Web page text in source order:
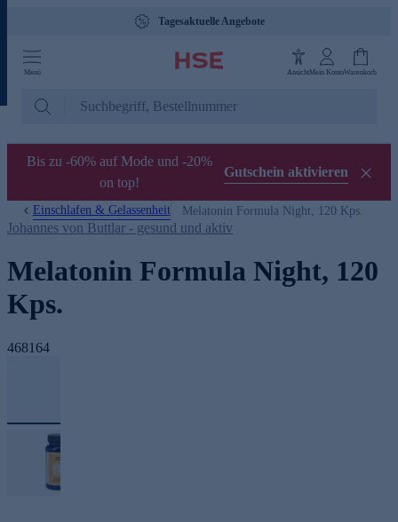
Tagesaktuelle Angebote
Menü AnsichtMein KontoWarenkorb
Bis zu -60% auf Mode und -20%
on top!
Gutschein aktivieren
Einschlafen & Gelassenheit Melatonin Formula Night, 120 Kps.
Johannes von Buttlar - gesund und aktiv
Melatonin Formula Night, 120
Kps.
468164